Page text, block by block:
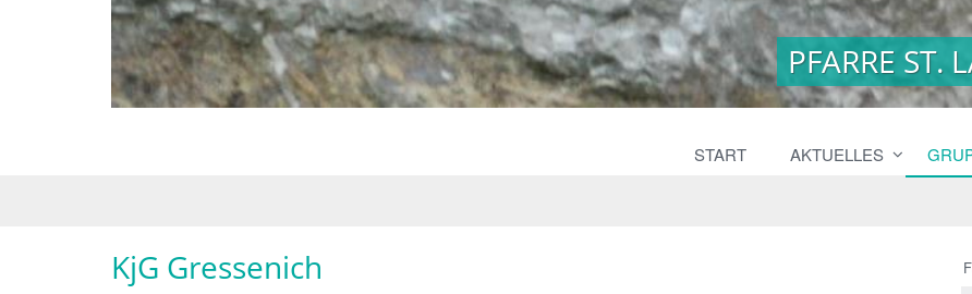
PFARRE ST.
PFARRE ST.
START AKTUELLES
KjG Gressenich